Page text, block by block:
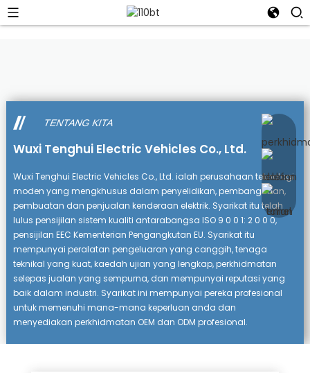
TENTANG KITA
Wuxi Tenghui Electric Vehicles Co., Ltd.
Wuxi Tenghui Electric Vehicles Co., Ltd. ialah perusahaan teknologi
moden yang mengkhusus dalam penyelidikan, pembangunan,
pembuatan dan penjualan kenderaan elektrik. Syarikat itu telah
lulus pensijilan sistem kualiti antarabangsa ISO 9 0 0 1: 2 0 0 0,
pensijilan EEC Kementerian Pengangkutan EU. Syarikat itu
mempunyai peralatan pengeluaran yang canggih, tenaga
teknikal yang kuat, kaedah ujian yang lengkap, perkhidmatan
selepas jualan yang sempurna, dan mempunyai reputasi yang
baik dalam industri. Syarikat ini mempunyai pereka profesional
untuk memenuhi mana-mana keperluan anda dan
menyediakan perkhidmatan OEM dan ODM profesional.